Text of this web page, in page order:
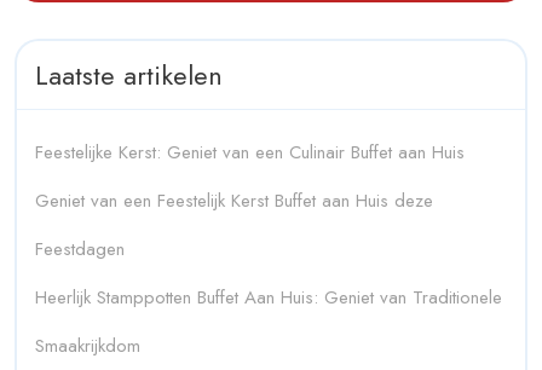
Laatste artikelen
Feestelijke Kerst: Geniet van een Culinair Buffet aan Huis
Geniet van een Feestelijk Kerst Buffet aan Huis deze
Feestdagen
Heerlijk Stamppotten Buffet Aan Huis: Geniet van Traditionele
Smaakrijkdom